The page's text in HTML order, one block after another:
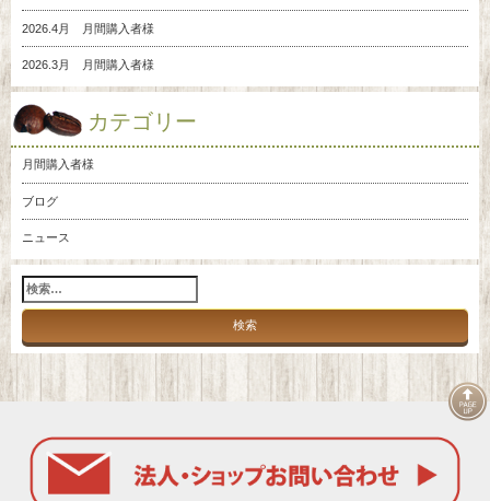
2026.4月 月間購入者様
2026.3月 月間購入者様
カテゴリー
月間購入者様
ブログ
ニュース
検
索: